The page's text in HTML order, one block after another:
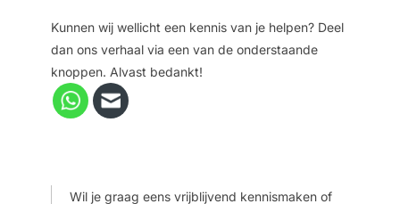
Kunnen wij wellicht een kennis van je helpen? Deel
dan ons verhaal via een van de onderstaande
knoppen. Alvast bedankt!
Wil je graag eens vrijblijvend kennismaken of